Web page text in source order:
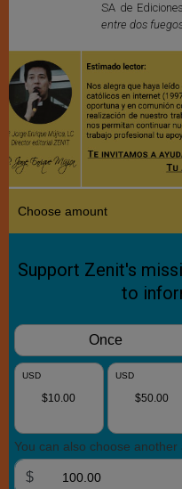
SA de
entre dos